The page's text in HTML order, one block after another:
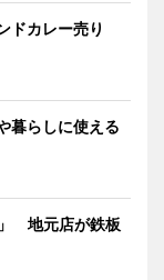
ドカレー売り
暮らしに使える
地元店が鉄板